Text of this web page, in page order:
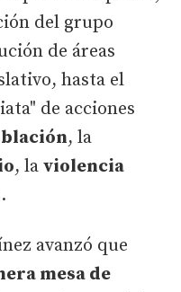
del grupo
de áreas
hasta el
de acciones
, la
, la violencia
.
avanzó que
mesa de